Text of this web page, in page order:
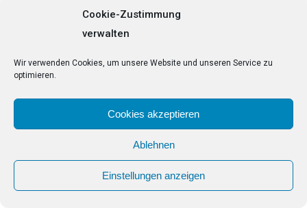
Cookie-Zustimmung
verwalten
Wir verwenden Cookies, um unsere Website und unseren Service zu
optimieren.
Cookies akzeptieren
Ablehnen
Einstellungen anzeigen
Die wichtigsten Faktoren für eine erfolgreiche SEO-
Strategie sind die Nutzung von strukturierten
Daten, die Analyse von Benutzeranfragen und die
Implementierung semantischer Suchtechniken.
Zudem ist die Nutzerfreundlichkeit entscheidend,
einschließlich der mobilen Optimierung und der
Ladegeschwindigkeit der Website. Erfolgreiche
lokale SEO erfordert auch die Ausrichtung auf